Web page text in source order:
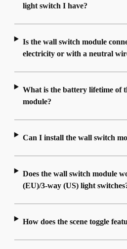
light switch I have?
Is the wall switch module
electricity or with a neutral
What is the battery lifetime of
module?
Can I install the wall switch
Does the wall switch module
(EU)/3-way (US) light
How does the scene toggle